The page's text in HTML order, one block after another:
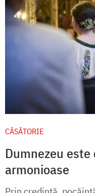
CĂSĂTORIE
Dumnezeu
armonioase